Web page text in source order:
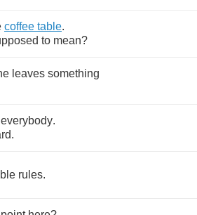
coffee table.
to mean?
leaves something
everybody.
.
rules.